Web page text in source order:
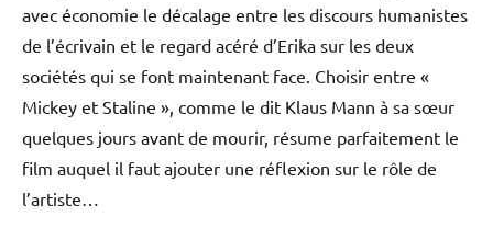
avec économie le décalage entre les discours humanistes
de l’écrivain et le regard acéré d’Erika sur les deux
sociétés qui se font maintenant face. Choisir entre «
Mickey et Staline », comme le dit Klaus Mann à sa sœur
quelques jours avant de mourir, résume parfaitement le
film auquel il faut ajouter une réflexion sur le rôle de
l’artiste…